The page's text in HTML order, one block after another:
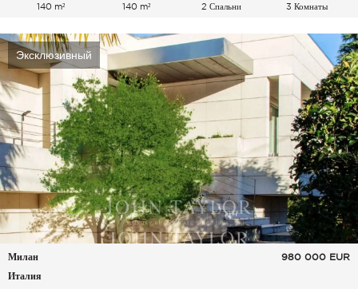
140 m² 140 m² 2 Спальни 3 Комнаты
Эксклюзивный
Милан
Италия
980 000 EUR